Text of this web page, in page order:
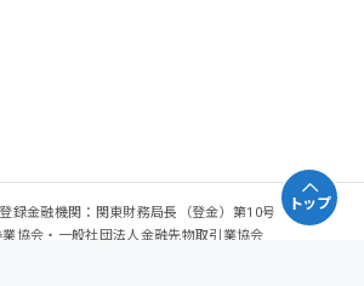
録金融機関：関東財務局長（登金）第10号 加入協
協会・一般社団法人金融先物取引業協会
トップ